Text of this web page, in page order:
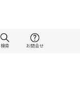
検索 お問合せ